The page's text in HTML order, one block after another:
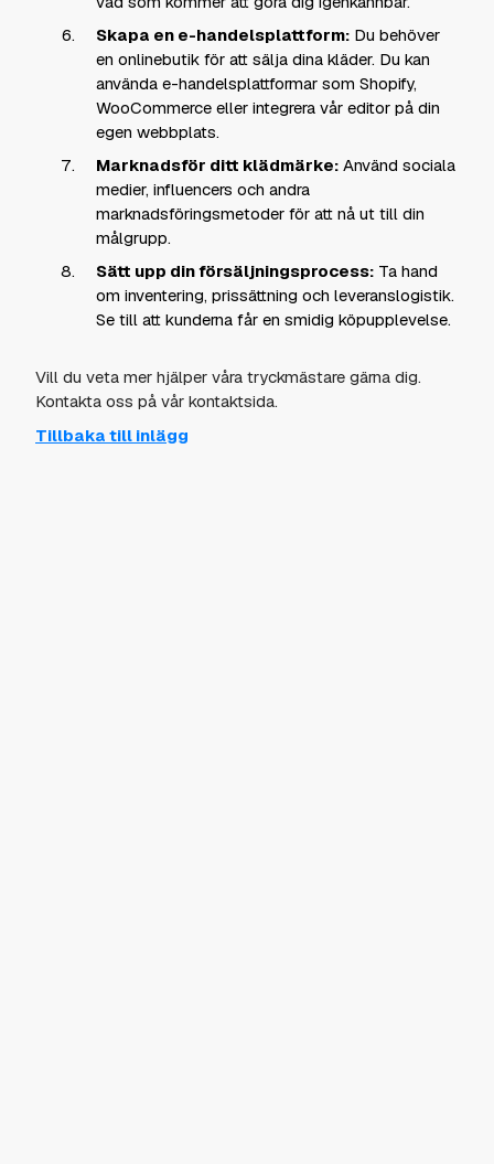
Skapa en e-handelsplattform: Du behöver
en onlinebutik för att sälja dina kläder. Du kan
använda e-handelsplattformar som Shopify,
WooCommerce eller integrera vår editor på din
egen webbplats.
Marknadsför ditt klädmärke: Använd sociala
medier, influencers och andra
marknadsföringsmetoder för att nå ut till din
målgrupp.
Sätt upp din försäljningsprocess: Ta hand
om inventering, prissättning och leveranslogistik.
Se till att kunderna får en smidig köpupplevelse.
Vill du veta mer hjälper våra tryckmästare gärna dig.
Kontakta oss på vår kontaktsida.
Tillbaka till inlägg